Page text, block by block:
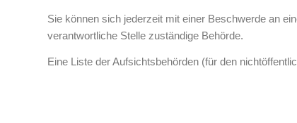
Sie können sich jederzeit mit einer Beschwerde an
verantwortliche Stelle zuständige Behörde.
Eine Liste der Aufsichtsbehörden (für den